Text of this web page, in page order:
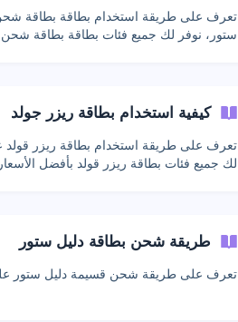
تعرف على طريقة استخدام بطاقة بطاقة
ستور، نوفر لك جميع فئات بطاقة بطاقة
كيفية استخدام بطاقة ريزر جولد
تعرف على طريقة استخدام بطاقة ريزر قولد
لك جميع فئات بطاقة ريزر قولد بأفضل
طريقة شحن بطاقة دليل ستور
تعرف على طريقة شحن قسيمة دليل ستور